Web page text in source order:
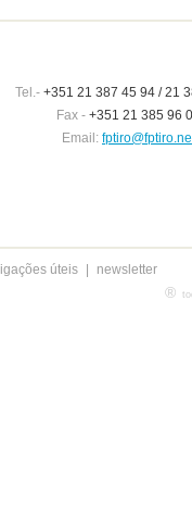
Tel.-+351 21 387 45 94 / 21
Fax - +351 21 385 96
Email:
ligações úteis newsletter
®